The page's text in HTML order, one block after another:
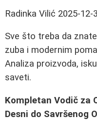
Radinka Vilić 2025-12-
Sve što treba da
zuba i modernim
Analiza proizvoda,
saveti.
Kompletan Vodič za
Desni do Savršenog